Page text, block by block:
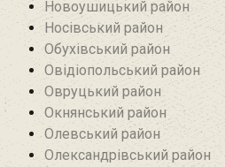
Новоушицький район
Носівський район
Обухівський район
Овідіопольський район‎
Овруцький район‎
Окнянський район
Олевський район‎
Олександрівський район